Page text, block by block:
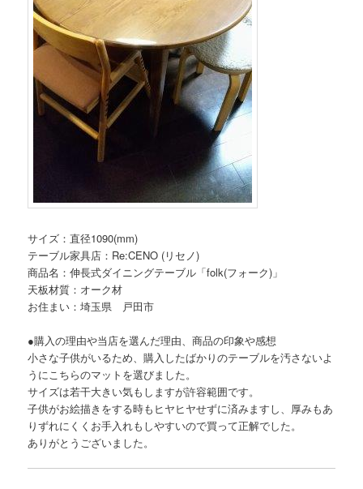
サイズ：直径1090(mm)
テーブル家具店：Re:CENO (リセノ)
商品名：伸長式ダイニングテーブル「folk(フォーク)」
天板材質：オーク材
お住まい：埼玉県 戸田市
●購入の理由や当店を選んだ理由、商品の印象や感想
小さな子供がいるため、購入したばかりのテーブルを汚さないよ
うにこちらのマットを選びました。
サイズは若干大きい気もしますが許容範囲です。
子供がお絵描きをする時もヒヤヒヤせずに済みますし、厚みもあ
りずれにくくお手入れもしやすいので買って正解でした。
ありがとうございました。